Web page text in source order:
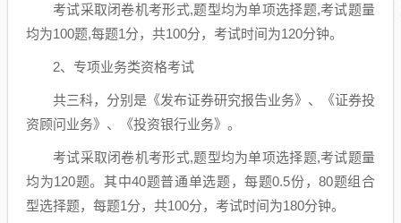
考试采取闭卷机考形式,题型均为单项选择题,考试题量
均为100题,每题1分，共100分，考试时间为120分钟。
2、专项业务类资格考试
共三科，分别是《发布证券研究报告业务》、《证券投
资顾问业务》、《投资银行业务》。
考试采取闭卷机考形式,题型均为单项选择题,考试题量
均为120题。其中40题普通单选题，每题0.5份，80题组合
型选择题，每题1分，共100分，考试时间为180分钟。